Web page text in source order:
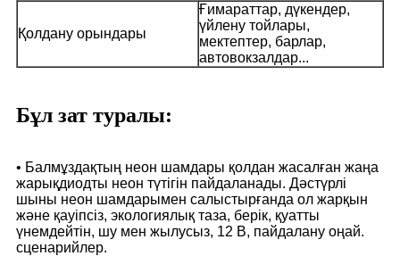
Қолдану орындары
Ғимараттар, дүкендер,
үйлену тойлары,
мектептер, барлар,
автовокзалдар...
Бұл зат туралы:
• Балмұздақтың неон шамдары қолдан жасалған жаңа
жарықдиодты неон түтігін пайдаланады. Дәстүрлі
шыны неон шамдарымен салыстырғанда ол жарқын
және қауіпсіз, экологиялық таза, берік, қуатты
үнемдейтін, шу мен жылусыз, 12 В, пайдалану оңай.
сценарийлер.